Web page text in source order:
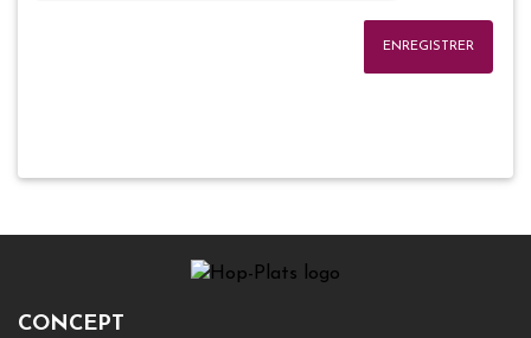
ENREGISTRER
CONCEPT